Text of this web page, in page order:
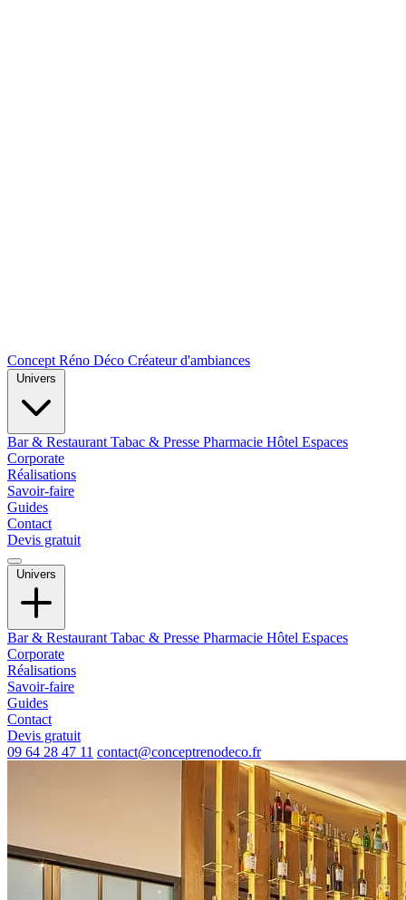
Concept Réno Déco Créateur d'ambiances
Bar & Restaurant Tabac & Presse Pharmacie Hôtel Espaces
Corporate
Réalisations
Savoir-faire
Guides
Contact
Devis gratuit
Univers
Bar & Restaurant Tabac & Presse Pharmacie Hôtel Espaces
Corporate
Réalisations
Savoir-faire
Guides
Contact
Devis gratuit
09 64 28 47 11 contact@conceptrenodeco.fr